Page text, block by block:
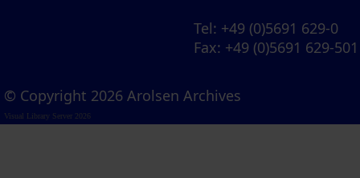
Tel: +49 (0)5691 629-0
Fax: +49 (0)5691 629-501
© Copyright 2026 Arolsen Archives
Visual Library Server 2026